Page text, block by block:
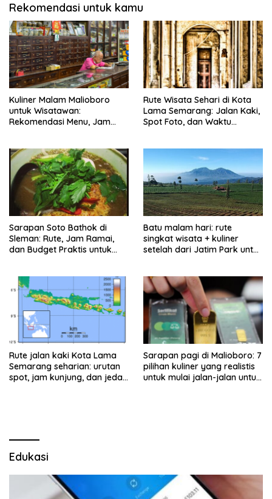
Rekomendasi untuk kamu
Kuliner Malam Malioboro
untuk Wisatawan:
Rekomendasi Menu, Jam
Rute Wisata Sehari di Kota
Lama Semarang: Jalan Kaki,
Spot Foto, dan Waktu
Sarapan Soto Bathok di
Sleman: Rute, Jam Ramai,
dan Budget Praktis untuk
Batu malam hari: rute
singkat wisata + kuliner
setelah dari Jatim Park untuk
Rute jalan kaki Kota Lama
Semarang seharian: urutan
spot, jam kunjung, dan jeda
Sarapan pagi di Malioboro: 7
pilihan kuliner yang realistis
untuk mulai jalan-jalan untuk
Edukasi